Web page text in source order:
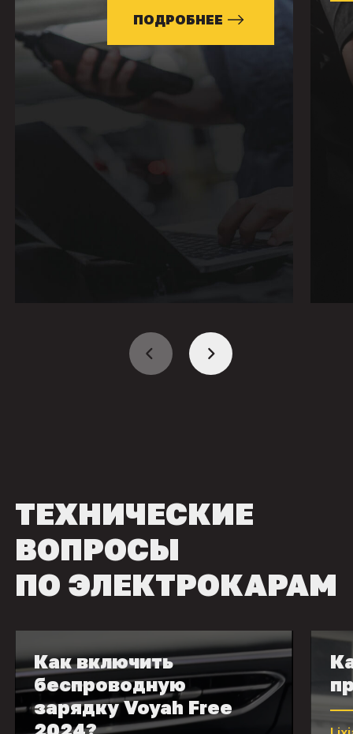
ПОДРОБНЕЕ
ТЕХНИЧЕСКИЕ
ВОПРОСЫ
ПО ЭЛЕКТРОКАРАМ
Как включить
беспроводную
зарядку Voyah Free